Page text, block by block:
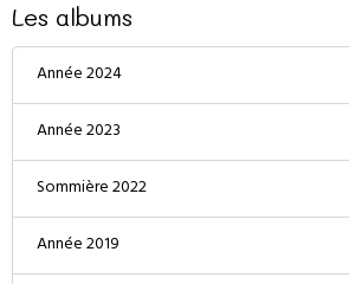
Les albums
Année 2024
Année 2023
Sommière 2022
Année 2019